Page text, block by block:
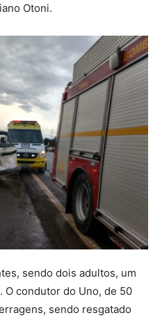
Otoni.
sendo dois adultos, um
condutor do Uno, de 50
sendo resgatado